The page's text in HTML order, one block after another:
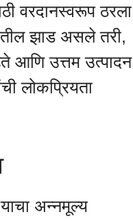
वरदानस्वरूप ठरला
झाड असले तरी,
आणि उत्तम उत्पादन
लोकप्रियता
अन्नमूल्य